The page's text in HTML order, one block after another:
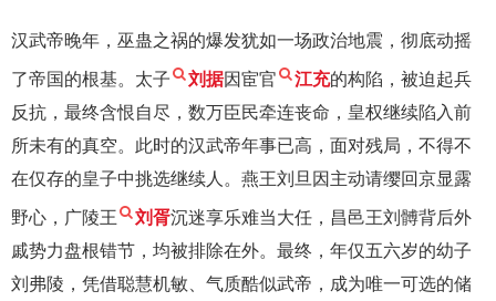
汉武帝晚年，巫蛊之祸的爆发犹如一场政治地震，彻底动摇
了帝国的根基。太子 刘据因宦官 江充的构陷，被迫起兵
反抗，最终含恨自尽，数万臣民牵连丧命，皇权继续陷入前
所未有的真空。此时的汉武帝年事已高，面对残局，不得不
在仅存的皇子中挑选继续人。燕王刘旦因主动请缨回京显露
野心，广陵王 刘胥沉迷享乐难当大任，昌邑王刘髆背后外
戚势力盘根错节，均被排除在外。最终，年仅五六岁的幼子
刘弗陵，凭借聪慧机敏、气质酷似武帝，成为唯一可选的储